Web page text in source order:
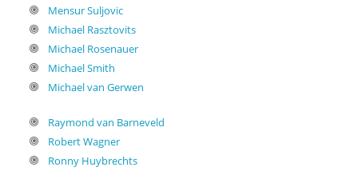
Mensur Suljovic
Michael Rasztovits
Michael Rosenauer
Michael Smith
Michael van Gerwen
Raymond van Barneveld
Robert Wagner
Ronny Huybrechts